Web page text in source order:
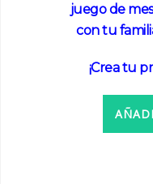
juego de
con tu
¡Crea tu